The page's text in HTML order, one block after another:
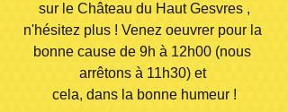
sur le Château du Haut Gesvres ,
n'hésitez plus ! Venez oeuvrer pour la
bonne cause de 9h à 12h00 (nous
arrêtons à 11h30) et
cela, dans la bonne humeur !